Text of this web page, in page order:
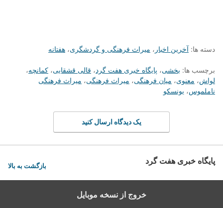
دسته ها: آخرین اخبار ، میراث فرهنگی و گردشگری، هفتانه
برچسب ها: بخشی، پایگاه خبری هفت گرد، قالی قشقایی، کمانچه،
لواش، معنوی، میان فرهنگی، میراث فرهنگی، میراث فرهنگی
ناملموس، یونسکو
یک دیدگاه ارسال کنید
پایگاه خبری هفت گرد بازگشت به بالا
خروج از نسخه موبایل